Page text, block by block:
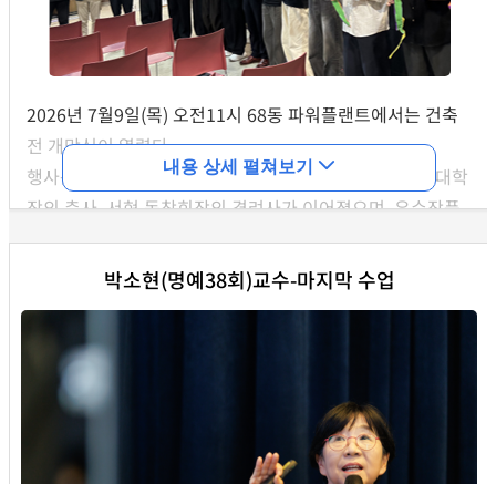
내용 상세 펼쳐보기
2026년 7월9일(목) 오전11시 68동 파워플랜트에서는 건축
전 개막식이 열렸다.
행사는 최춘웅 학과장의 인사말을 시작으로 김영오 공과대학
장의 축사, 서현 동창회장의 격려사가 이어졌으며, 우수작품
시상식과 테이프 커팅, 그리고 작품 관람 순으로 진행되었다.
이번 건축전은 '0과1사이'라는 주제로 건축학전공 학생 23명
과 건축공학전공 9팀(총25명)의 학생들의 작품이 전시되었
7월15일부터는 온라인 전시중이다.
박소현(명예38회)교수-마지막 수업